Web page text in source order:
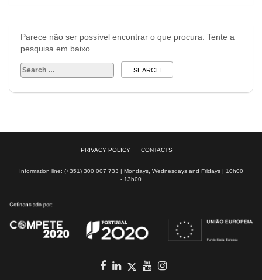
Parece não ser possível encontrar o que procura. Tente a
pesquisa em baixo.
Search
for:
PRIVACY POLICY CONTACTS
Information line: (+351) 300 007 733 | Mondays, Wednesdays and Fridays | 10h00
- 13h00
Twitter